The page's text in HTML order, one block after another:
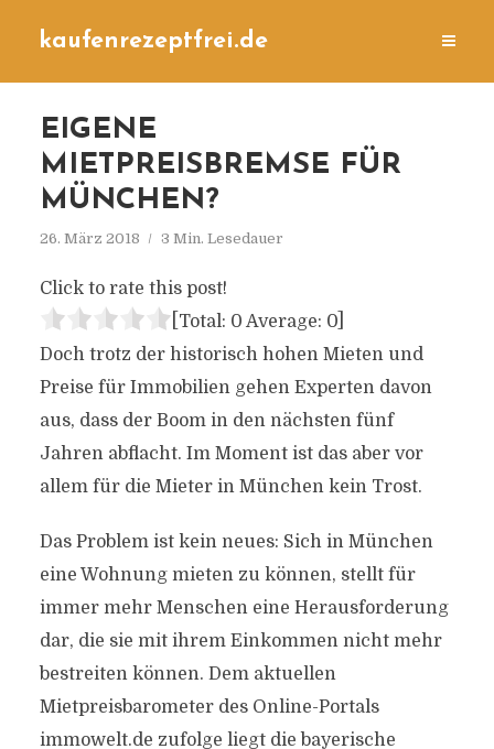
kaufenrezeptfrei.de
EIGENE
MIETPREISBREMSE FÜR
MÜNCHEN?
26. März 2018 3 Min. Lesedauer
Click to rate this post!
[Total: 0 Average: 0]
Doch trotz der historisch hohen Mieten und
Preise für Immobilien gehen Experten davon
aus, dass der Boom in den nächsten fünf
Jahren abflacht. Im Moment ist das aber vor
allem für die Mieter in München kein Trost.
Das Problem ist kein neues: Sich in München
eine Wohnung mieten zu können, stellt für
immer mehr Menschen eine Herausforderung
dar, die sie mit ihrem Einkommen nicht mehr
bestreiten können. Dem aktuellen
Mietpreisbarometer des Online-Portals
immowelt.de zufolge liegt die bayerische